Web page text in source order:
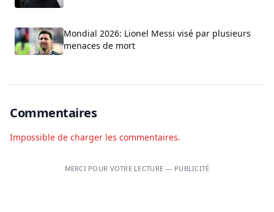
Mondial 2026: Lionel Messi visé par plusieurs
menaces de mort
Commentaires
Impossible de charger les commentaires.
MERCI POUR VOTRE LECTURE — PUBLICITÉ